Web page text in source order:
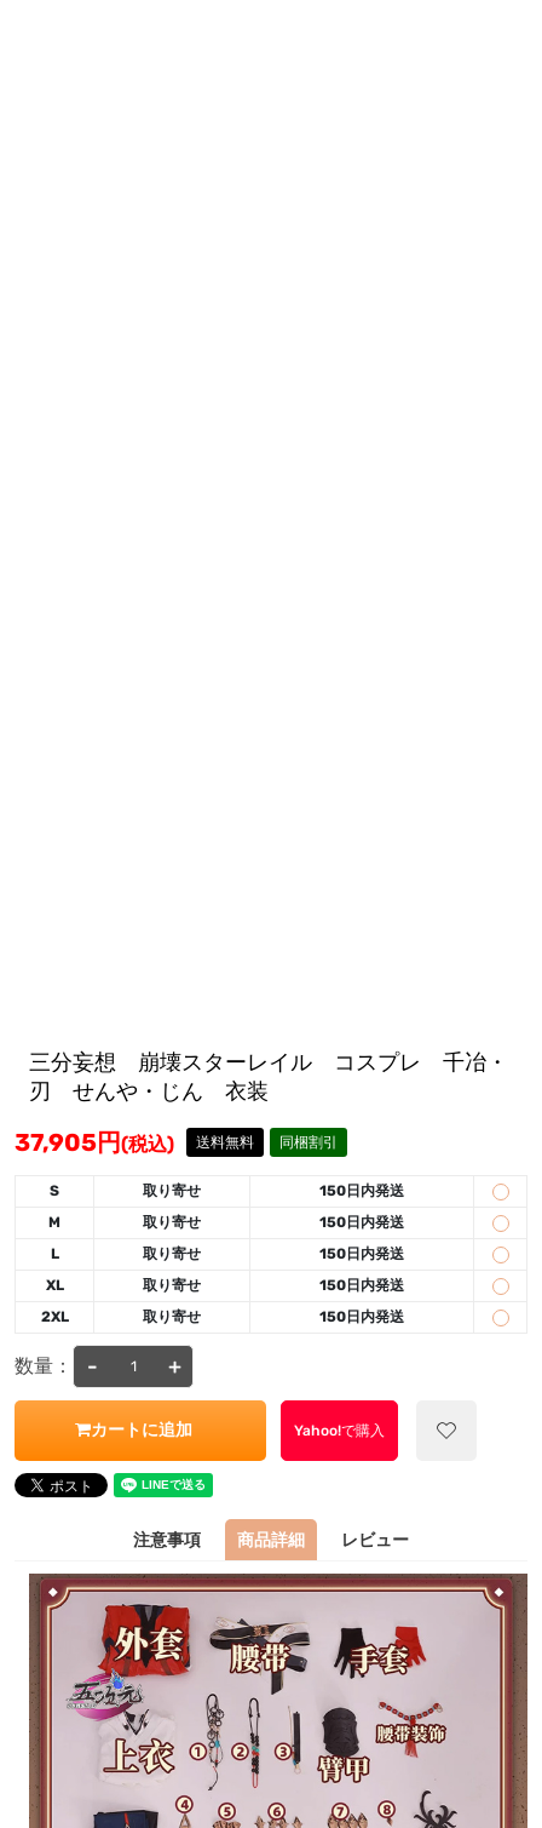
三分妄想 崩壊スターレイル コスプレ 千冶・
刃 せんや・じん 衣装
37,905円(税込) 送料無料 同梱割引
S 取り寄せ
150日内発送
M
取り寄せ
150日内発送
L
取り寄せ
150日内発送
XL
取り寄せ
150日内発送
2XL
取り寄せ 150日内発送
数量： - +
カートに追加 Yahoo!で購入
注意事項 商品詳細 レビュー